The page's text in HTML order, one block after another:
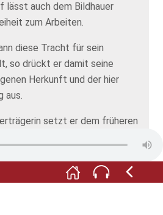
lässt auch dem Bildhauer
zum Arbeiten.
diese Tracht für sein
so drückt er damit seine
Herkunft und der hier
aus.
setzt er dem früheren
an der Kleestraße 3 noch die
Wiedenbrück. Seitdem